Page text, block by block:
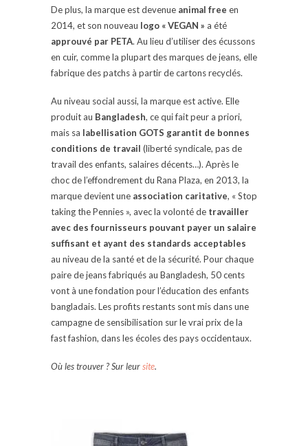
De plus, la marque est devenue animal free en
2014, et son nouveau logo « VEGAN » a été
approuvé par PETA. Au lieu d’utiliser des écussons
en cuir, comme la plupart des marques de jeans, elle
fabrique des patchs à partir de cartons recyclés.
Au niveau social aussi, la marque est active. Elle
produit au Bangladesh, ce qui fait peur a priori,
mais sa labellisation GOTS garantit de bonnes
conditions de travail (liberté syndicale, pas de
travail des enfants, salaires décents…). Après le
choc de l’effondrement du Rana Plaza, en 2013, la
marque devient une association caritative, « Stop
taking the Pennies », avec la volonté de travailler
avec des fournisseurs pouvant payer un salaire
suffisant et ayant des standards acceptables
au niveau de la santé et de la sécurité. Pour chaque
paire de jeans fabriqués au Bangladesh, 50 cents
vont à une fondation pour l’éducation des enfants
bangladais. Les profits restants sont mis dans une
campagne de sensibilisation sur le vrai prix de la
fast fashion, dans les écoles des pays occidentaux.
Où les trouver ? Sur leursite.